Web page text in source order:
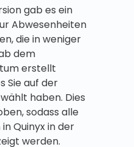
gab es ein
Abwesenheiten
die in weniger
dem
erstellt
Sie auf der
haben. Dies
sodass alle
Quinyx in der
werden.